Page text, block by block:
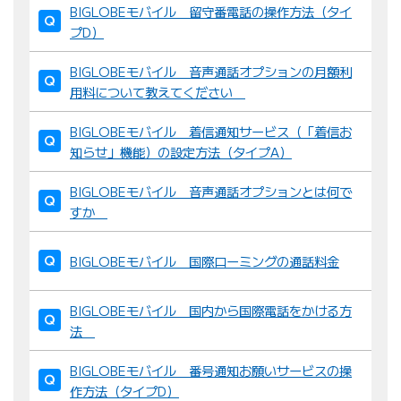
BIGLOBEモバイル 留守番電話の操作方法（タイ
プD）
BIGLOBEモバイル 音声通話オプションの月額利
用料について教えてください
BIGLOBEモバイル 着信通知サービス（「着信お
知らせ」機能）の設定方法（タイプA）
BIGLOBEモバイル 音声通話オプションとは何で
すか
BIGLOBEモバイル 国際ローミングの通話料金
BIGLOBEモバイル 国内から国際電話をかける方
法
BIGLOBEモバイル 番号通知お願いサービスの操
作方法（タイプD）